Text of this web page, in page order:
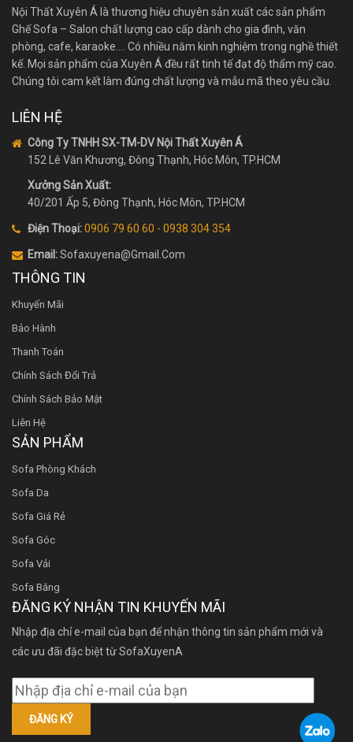
Nội Thất Xuyên Á là thương hiệu chuyên sản xuất các sản phẩm
Ghế Sofa – Salon chất lượng cao cấp dành cho gia đình, văn
phòng, cafe, karaoke…. Có nhiều năm kinh nghiệm trong nghề thiết
kế. Mọi sản phẩm của Xuyên Á đều rất tinh tế đạt độ thẩm mỹ cao.
Chúng tôi cam kết làm đúng chất lượng và mẫu mã theo yêu cầu.
LIÊN HỆ
Công Ty TNHH SX-TM-DV Nội Thất Xuyên Á
152 Lê Văn Khương, Đông Thạnh, Hóc Môn, TP.HCM
Xưởng Sản Xuất:
40/201 Ấp 5, Đông Thạnh, Hóc Môn, TP.HCM
Điện Thoại:0906 79 60 60 - 0938 304 354
Email:Sofaxuyena@gmail.Com
THÔNG TIN
Khuyến Mãi
Bảo Hành
Thanh Toán
Chính Sách Đổi Trả
Chính Sách Bảo Mật
Liên Hệ
SẢN PHẨM
Sofa Phòng Khách
Sofa Da
Sofa Giá Rẻ
Sofa Góc
Sofa Vải
Sofa Băng
ĐĂNG KÝ NHẬN TIN KHUYẾN MÃI
Nhập địa chỉ e-mail của bạn để nhận thông tin sản phẩm mới và
các ưu đãi đặc biệt từ SofaXuyenA